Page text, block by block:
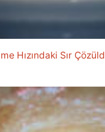
Hızındaki Sır